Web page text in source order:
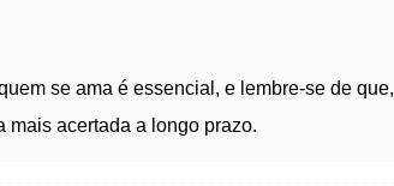
se ama é essencial, e lembre-se de que,
mais acertada a longo prazo.